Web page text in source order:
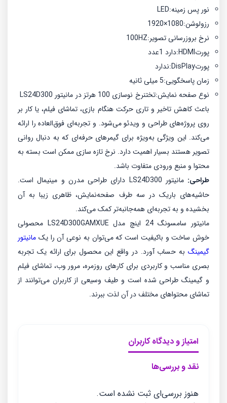
نور پس زمینه:LED
رزولوشن:1080×1920
نرخ بروزرسانی تصویر:100HZ
پورتHDMI:دارد 1عدد
پورتDisPlay:ندارد
زمان پاسخگویی:5 میلی ثانیه
نوع صفحه نمایش:تختنرخ نوسازی 100 هرتز در مانیتور LS24D300
باعث کاهش تاخیر و تاری حرکت هنگام بازی، تماشای فیلم، یا کار بر
روی پروژه‌های طراحی و ویدئو می‌شود. و تجربه‌ای فوق‌العاده را ارائه
می‌کند. این ویژگی به‌ویژه برای گیمرهای حرفه‌ای که به دنبال روانی
تصویر هستند بسیار اهمیت دارد. نرخ تازه سازی ممکن است بسته به
محتوا و منبع ورودی متفاوت باشد.
طراحی:
مانیتور LS24D300 دارای طراحی مدرن و مینیمال است.
حاشیه‌های باریک در سه طرف صفحه‌نمایش، ظاهری زیبا به آن
بخشیده و به تجربه‌ای همه‌جانبه‌تر کمک می‌کند.
مانیتور سامسونگ 24 اینچ مدل LS24D300GAMXUE محصولی
خوش ساخت و باکیفیت است که می‌توان به نوعی آن را یک مانیتور
گیمینگ به حساب آورد. در واقع این محصول برای ارائه یک تجربه
بصری مناسب و کاربردی برای کارهای روزمره، مرور وب، تماشای فیلم
و گیمینگ طراحی شده است و طیف وسیعی از کاربران می‌توانند از
تماشای محتواهای مختلف در آن لذت ببرند.
امتیاز و دیدگاه کاربران
نقد و بررسی‌ها
هنوز بررسی‌ای ثبت نشده است.